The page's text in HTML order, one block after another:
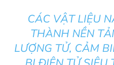
CÁC VẬT LIỆU
THÀNH NỀN
LƯỢNG TỬ, CẢM